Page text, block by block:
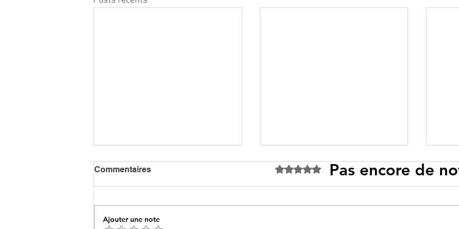
Commentaires Noté 0 étoile sur 5.Pas encore de
Ajouter une note